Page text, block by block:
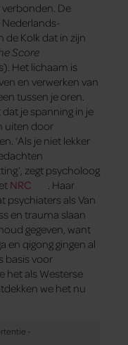
verbonden. De
de Kolk dat in zijn
Score
Het lichaam is
en verwerken van
tussen je oren.
je spanning in je
uiten door
‘Als je niet lekker
zegt psycholoog
NRC
. Haar
psychiaters als Van
en trauma slaan
gegeven, want
en qigong gingen al
basis voor
het als Westerse
we het nu